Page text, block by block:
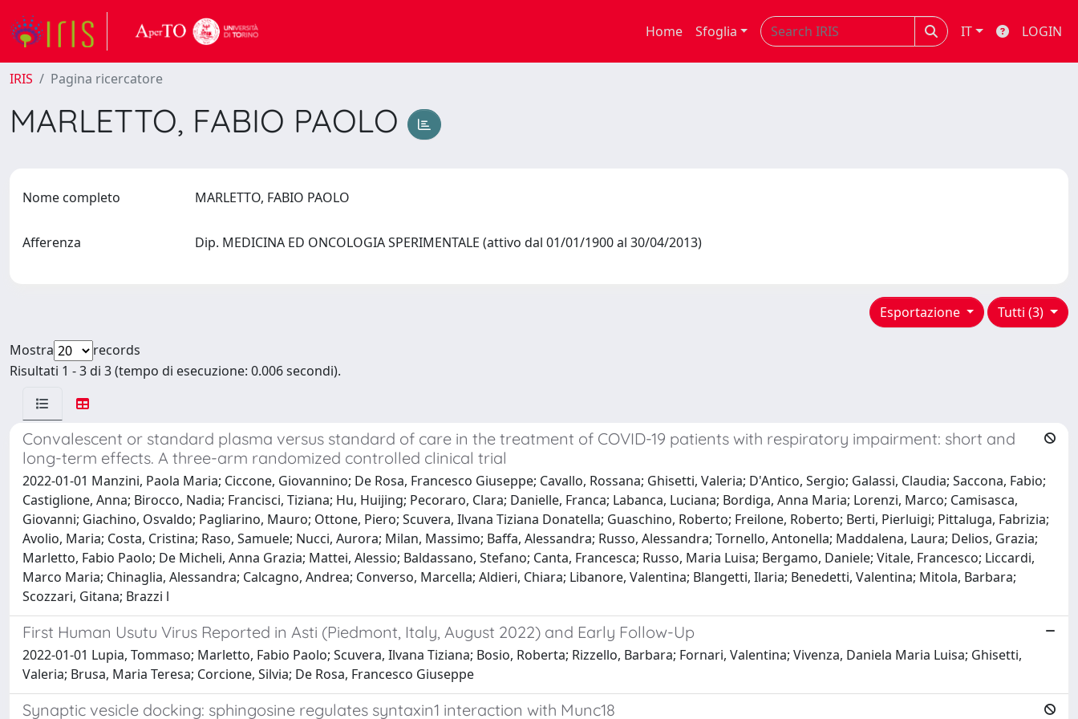
Home Sfoglia IT LOGIN
IRIS Pagina ricercatore
MARLETTO, FABIO PAOLO
Nome completo MARLETTO, FABIO PAOLO
Afferenza Dip. MEDICINA ED ONCOLOGIA SPERIMENTALE (attivo dal 01/01/1900 al 30/04/2013)
Tutti (3)
Esportazione
Mostra
records
Risultati 1 - 3 di 3 (tempo di esecuzione: 0.006 secondi).
Convalescent or standard plasma versus standard of care in the treatment of COVID-19 patients with respiratory impairment: short and
long-term effects. A three-arm randomized controlled clinical trial
2022-01-01 Manzini, Paola Maria; Ciccone, Giovannino; De Rosa, Francesco Giuseppe; Cavallo, Rossana; Ghisetti, Valeria; D'Antico, Sergio; Galassi, Claudia; Saccona, Fabio;
Castiglione, Anna; Birocco, Nadia; Francisci, Tiziana; Hu, Huijing; Pecoraro, Clara; Danielle, Franca; Labanca, Luciana; Bordiga, Anna Maria; Lorenzi, Marco; Camisasca,
Giovanni; Giachino, Osvaldo; Pagliarino, Mauro; Ottone, Piero; Scuvera, Ilvana Tiziana Donatella; Guaschino, Roberto; Freilone, Roberto; Berti, Pierluigi; Pittaluga, Fabrizia;
Avolio, Maria; Costa, Cristina; Raso, Samuele; Nucci, Aurora; Milan, Massimo; Baffa, Alessandra; Russo, Alessandra; Tornello, Antonella; Maddalena, Laura; Delios, Grazia;
Marletto, Fabio Paolo; De Micheli, Anna Grazia; Mattei, Alessio; Baldassano, Stefano; Canta, Francesca; Russo, Maria Luisa; Bergamo, Daniele; Vitale, Francesco; Liccardi,
Marco Maria; Chinaglia, Alessandra; Calcagno, Andrea; Converso, Marcella; Aldieri, Chiara; Libanore, Valentina; Blangetti, Ilaria; Benedetti, Valentina; Mitola, Barbara;
Scozzari, Gitana; Brazzi l
First Human Usutu Virus Reported in Asti (Piedmont, Italy, August 2022) and Early Follow-Up
2022-01-01 Lupia, Tommaso; Marletto, Fabio Paolo; Scuvera, Ilvana Tiziana; Bosio, Roberta; Rizzello, Barbara; Fornari, Valentina; Vivenza, Daniela Maria Luisa; Ghisetti,
Valeria; Brusa, Maria Teresa; Corcione, Silvia; De Rosa, Francesco Giuseppe
Synaptic vesicle docking: sphingosine regulates syntaxin1 interaction with Munc18